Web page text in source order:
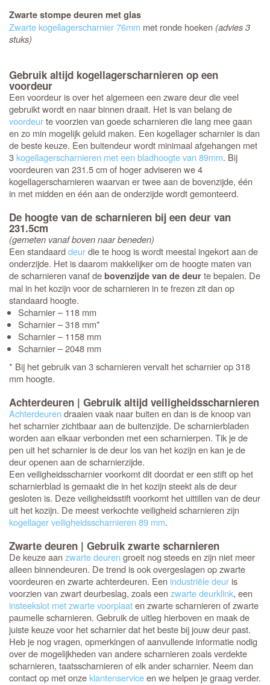
Zwarte stompe deuren met glas
Zwarte kogellagerscharnier 76mm met ronde hoeken (advies 3
stuks)
Gebruik altijd kogellagerscharnieren op een
voordeur
Een voordeur is over het algemeen een zware deur die veel
gebruikt wordt en naar binnen draait. Het is van belang de
voordeurte voorzien van goede scharnieren die lang mee gaan
en zo min mogelijk geluid maken. Een kogellager scharnier is dan
de beste keuze. Een buitendeur wordt minimaal afgehangen met
3kogellagerscharnieren met een bladhoogte van 89mm. Bij
voordeuren van 231.5 cm of hoger adviseren we 4
kogellagerscharnieren waarvan er twee aan de bovenzijde, één
in met midden en één aan de onderzijde wordt gemonteerd.
De hoogte van de scharnieren bij een deur van
231.5cm
(gemeten vanaf boven naar beneden)
Een standaarddeurdie te hoog is wordt meestal ingekort aan de
onderzijde. Het is daarom makkelijker om de hoogte maten van
de scharnieren vanaf debovenzijde van de deurte bepalen. De
mal in het kozijn voor de scharnieren in te frezen zit dan op
standaard hoogte.
Scharnier – 118 mm
Scharnier – 318 mm*
Scharnier – 1158 mm
Scharnier – 2048 mm
* Bij het gebruik van 3 scharnieren vervalt het scharnier op 318
mm hoogte.
Achterdeuren | Gebruik altijd veiligheidsscharnieren
Achterdeuren draaien vaak naar buiten en dan is de knoop van
het scharnier zichtbaar aan de buitenzijde. De scharnierbladen
worden aan elkaar verbonden met een scharnierpen. Tik je de
pen uit het scharnier is de deur los van het kozijn en kan je de
deur openen aan de scharnierzijde.
Een veiligheidsscharnier voorkomt dit doordat er een stift op het
scharnierblad is gemaakt die in het kozijn steekt als de deur
gesloten is. Deze veiligheidsstift voorkomt het uittillen van de deur
uit het kozijn. De meest verkochte veiligheid scharnieren zijn
kogellager veiligheidsscharnieren 89 mm.
Zwarte deuren | Gebruik zwarte scharnieren
De keuze aanzwarte deuren groeit nog steeds en zijn niet meer
alleen binnendeuren. De trend is ook overgeslagen op zwarte
voordeuren en zwarte achterdeuren. Een industriële deur is
voorzien van zwart deurbeslag, zoals eenzwarte deurklink, een
insteekslot met zwarte voorplaaten zwarte scharnieren of zwarte
paumelle scharnieren. Gebruik de uitleg hierboven en maak de
juiste keuze voor het scharnier dat het beste bij jouw deur past.
Heb je nog vragen, opmerkingen of aanvullende informatie nodig
over de mogelijkheden van andere scharnieren zoals verdekte
scharnieren, taatsscharnieren of elk ander scharnier. Neem dan
contact op met onzeklantenserviceen we helpen je graag verder.